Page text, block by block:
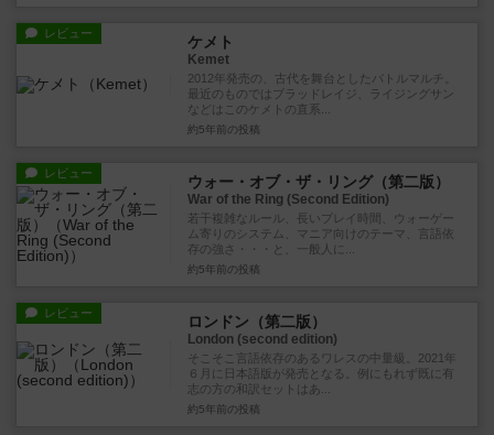
レビュー ケメト
Kemet
2012年発売の、古代を舞台としたバトルマルチ。
最近のものではブラッドレイジ、ライジングサン
などはこのケメトの直系...
約5年前 の投稿
レビュー ウォー・オブ・ザ・リング（第二版）
War of the Ring (Second Edition)
若干複雑なルール、長いプレイ時間、ウォーゲー
ム寄りのシステム、マニア向けのテーマ、言語依
存の強さ・・・と、一般人に...
約5年前 の投稿
レビュー ロンドン（第二版）
London (second edition)
そこそこ言語依存のあるワレスの中量級。2021年
６月に日本語版が発売となる。例にもれず既に有
志の方の和訳セットはあ...
約5年前 の投稿